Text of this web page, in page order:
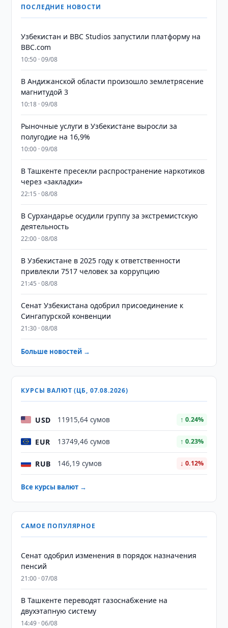
ПОСЛЕДНИЕ НОВОСТИ
Узбекистан и BBC Studios запустили платформу на
BBC.com
10:50 · 09/08
В Андижанской области произошло землетрясение
магнитудой 3
10:18 · 09/08
Рыночные услуги в Узбекистане выросли за
полугодие на 16,9%
10:00 · 09/08
В Ташкенте пресекли распространение наркотиков
через «закладки»
22:15 · 08/08
В Сурхандарье осудили группу за экстремистскую
деятельность
22:00 · 08/08
В Узбекистане в 2025 году к ответственности
привлекли 7517 человек за коррупцию
21:45 · 08/08
Сенат Узбекистана одобрил присоединение к
Сингапурской конвенции
21:30 · 08/08
Больше новостей →
КУРСЫ ВАЛЮТ (ЦБ, 07.08.2026)
USD 11915,64 сумов ↑ 0.24%
EUR 13749,46 сумов ↑ 0.23%
RUB 146,19 сумов ↓ 0.12%
Все курсы валют →
САМОЕ ПОПУЛЯРНОЕ
Сенат одобрил изменения в порядок назначения
пенсий
21:00 · 07/08
В Ташкенте переводят газоснабжение на
двухэтапную систему
14:49 · 06/08